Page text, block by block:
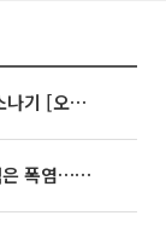
35도 안팎 무더위 이어져…전국 곳곳 소나기 [오늘 날씨]
동해안은 시간당 80㎜ 폭우, 그 외 지역은 폭염…‘극과 극 날씨’